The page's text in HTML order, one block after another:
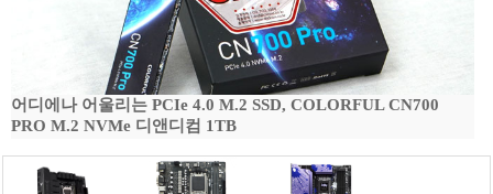
어디에나 어울리는 PCIe 4.0 M.2 SSD, COLORFUL CN700
PRO M.2 NVMe 디앤디컴 1TB